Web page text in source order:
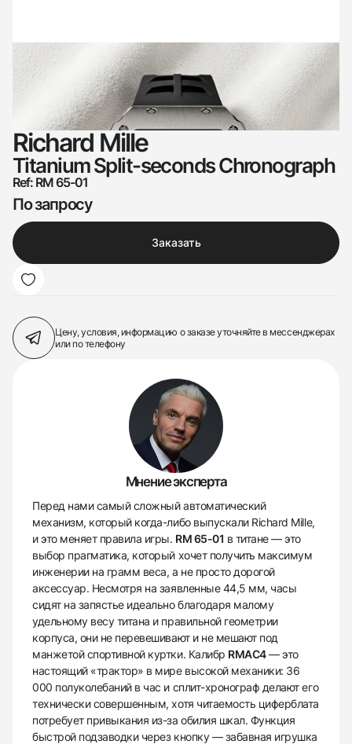
Richard Mille
Titanium Split-seconds Chronograph
Ref: RM 65-01
По запросу
Заказать
Цену, условия, информацию о заказеуточняйте в мессенджерах
или по телефону
Мнение эксперта
Перед нами самый сложный автоматический
механизм, который когда-либо выпускали Richard Mille,
и это меняет правила игры. RM 65-01 в титане — это
выбор прагматика, который хочет получить максимум
инженерии на грамм веса, а не просто дорогой
аксессуар. Несмотря на заявленные 44,5 мм, часы
сидят на запястье идеально благодаря малому
удельному весу титана и правильной геометрии
корпуса, они не перевешивают и не мешают под
манжетой спортивной куртки. Калибр RMAC4— это
настоящий «трактор» в мире высокой механики: 36
000 полуколебаний в час и сплит-хронограф делают его
технически совершенным, хотя читаемость циферблата
потребует привыкания из-за обилия шкал. Функция
быстрой подзаводки через кнопку — забавная игрушка